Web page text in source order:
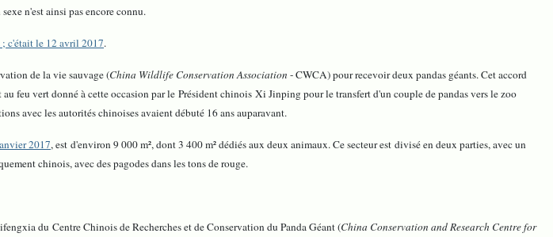
n'est ainsi pas encore connu.
c'était le 12 avril 2017.
de la vie sauvage (China Wildlife Conservation Association - CWCA) pour recevoir deux pandas géants. Cet accord
feu vert donné à cette occasion par le Président chinois Xi Jinping pour le transfert d'un couple de pandas vers le zoo
avec les autorités chinoises avaient débuté 16 ans auparavant.
2017, est d'environ 9 000 m², dont 3 400 m² dédiés aux deux animaux. Ce secteur est divisé en deux parties, avec un
chinois, avec des pagodes dans les tons de rouge.
du Centre Chinois de Recherches et de Conservation du Panda Géant (China Conservation and Research Centre for